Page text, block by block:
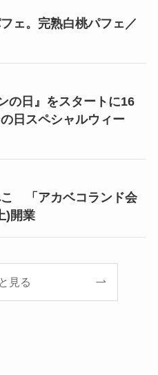
ェ。完熟白桃パフェ／
の日』をスタートに16
日スペシャルウィー
こ 「アカベコランド会
)開業
見る